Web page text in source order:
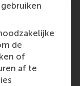
gebruiken
de
of
af te